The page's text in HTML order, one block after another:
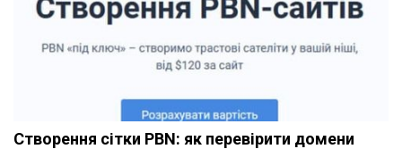
Створення сітки PBN: як перевірити домени